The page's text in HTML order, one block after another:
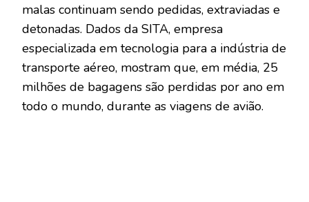
malas continuam sendo pedidas, extraviadas e
detonadas. Dados da SITA, empresa
especializada em tecnologia para a indústria de
transporte aéreo, mostram que, em média, 25
milhões de bagagens são perdidas por ano em
todo o mundo, durante as viagens de avião.